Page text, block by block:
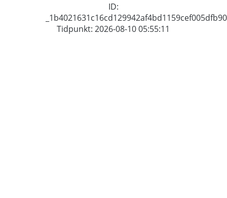
ID:
_1b4021631c16cd129942af4bd1159cef005dfb90
Tidpunkt: 2026-08-10 05:55:11